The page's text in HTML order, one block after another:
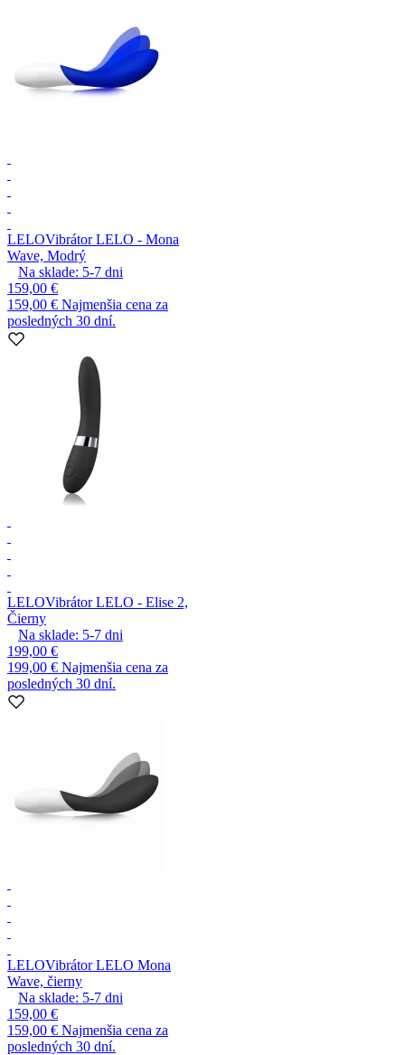
LELOVibrátor LELO - Mona
Wave, Modrý
Na sklade: 5-7 dni
159,00 €
159,00 € Najmenšia cena za
posledných 30 dní.
LELOVibrátor LELO - Elise 2,
Čierny
Na sklade: 5-7 dni
199,00 €
199,00 € Najmenšia cena za
posledných 30 dní.
LELOVibrátor LELO Mona
Wave, čierny
Na sklade: 5-7 dni
159,00 €
159,00 € Najmenšia cena za
posledných 30 dní.